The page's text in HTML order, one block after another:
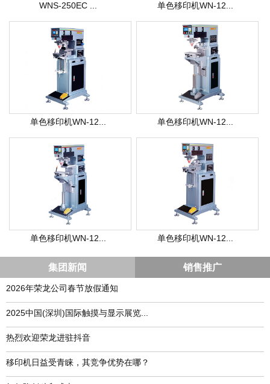
WNS-250EC ... 单色移印机WN-12...
单色移印机WN-12... 单色移印机WN-12...
单色移印机WN-12... 单色移印机WN-12...
集团新闻 销售推广
2026年荣龙公司春节放假通知
​2025中国(深圳)国际触摸与显示展览...
热烈欢迎荣龙进驻抖音
移印机日益受青睐，其竞争优势在哪？